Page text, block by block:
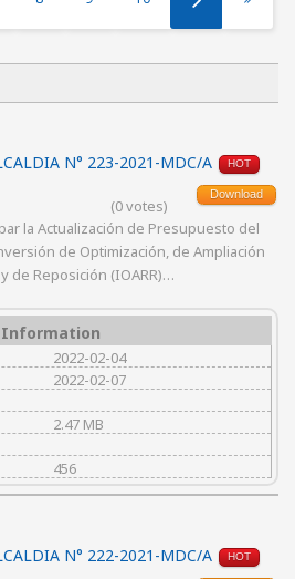
N° 223-2021-MDC/A HOT
Download
(0 votes)
la Actualización de Presupuesto del
de Optimización, de Ampliación
de Reposición (IOARR)…
Information
2022-02-04
2022-02-07
2.47 MB
456
N° 222-2021-MDC/A HOT